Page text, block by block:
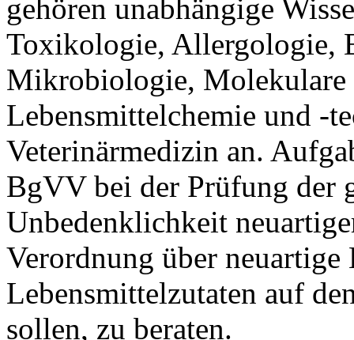
gehören unabhängige
Toxikologie, Allergologie,
Mikrobiologie, Molekulare
Lebensmittelchemie und -
Veterinärmedizin an.
BgVV bei der Prüfung der
Unbedenklichkeit
Verordnung über
Lebensmittelzutaten auf
sollen, zu beraten.